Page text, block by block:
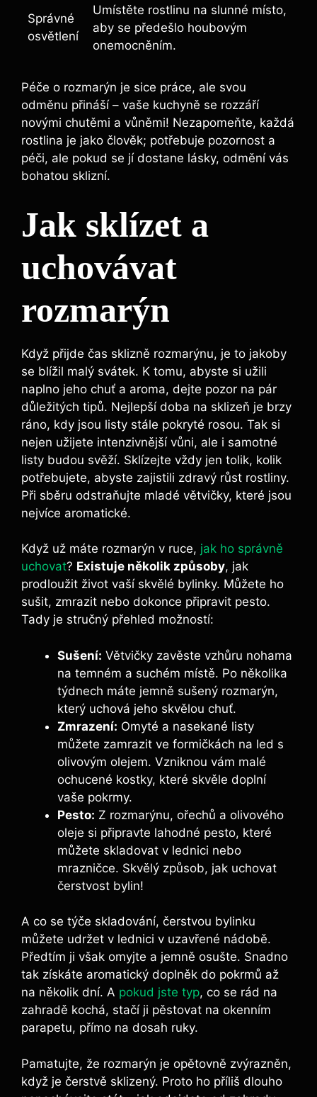
Správné ​
osvětlení
Umístěte rostlinu na slunné místo,
aby se předešlo houbovým
onemocněním.
Péče o rozmarýn ⁤je sice‌ práce, ⁣ale svou
odměnu přináší – vaše kuchyně se rozzáří​
novými chutěmi a vůněmi!‌ Nezapomeňte, ⁢každá
rostlina je jako člověk; potřebuje pozornost a
péči,‌ ale pokud ⁢se jí dostane lásky, odmění vás
bohatou sklizní.
Jak sklízet a
uchovávat
rozmarýn
Když⁢ přijde čas sklizně rozmarýnu, je to jakoby
se blížil malý svátek. K ‌tomu, abyste si užili
naplno jeho chuť a‌ aroma, dejte pozor na pár
důležitých tipů. Nejlepší doba ‍na sklizeň je brzy
ráno, kdy jsou listy stále pokryté rosou. Tak si⁤
nejen‌ užijete intenzivnější vůni, ale i ‍samotné
listy budou svěží. Sklízejte vždy jen tolik, kolik
potřebujete, abyste ‌zajistili zdravý růst rostliny.​
Při sběru odstraňujte‍ mladé větvičky, ‌které jsou
nejvíce aromatické.
Když už máte rozmarýn v ruce, jak ho správně
uchovat? Existuje několik způsoby, jak
prodloužit ‌život vaší skvělé bylinky. Můžete ho
sušit, zmrazit nebo dokonce připravit pesto.
Tady je‌ stručný⁢ přehled‍ možností:
Sušení: ⁤Větvičky zavěste vzhůru nohama
⁤na temném a suchém místě. Po ⁣několika
týdnech máte jemně sušený rozmarýn,
který uchová jeho skvělou chuť.
Zmrazení: Omyté a nasekané listy
můžete zamrazit‍ ve formičkách na‌ led s
olivovým olejem. Vzniknou vám malé
ochucené kostky, které skvěle ⁢doplní
vaše pokrmy.
Pesto: ‍Z rozmarýnu, ořechů a olivového
oleje si připravte ⁢lahodné ‍pesto, které
můžete skladovat v lednici nebo​
mrazničce. Skvělý⁤ způsob, jak uchovat
čerstvost bylin!
A co se týče skladování, čerstvou bylinku
můžete udržet ⁣v lednici v ​uzavřené nádobě.
Předtím ji však omyjte‌ a jemně osušte. ⁤Snadno
tak získáte aromatický doplněk do pokrmů až
na několik dní.⁢ A pokud jste typ, co se rád na
zahradě kochá, stačí ji pěstovat na okenním
parapetu, přímo ⁢na dosah ruky.
Pamatujte, že rozmarýn ‌je opětovně zvýrazněn,
když je čerstvě sklizený. Proto ho příliš dlouho